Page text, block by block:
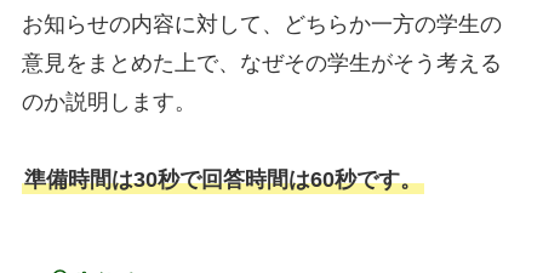
お知らせの内容に対して、どちらか一方の学生の
意見をまとめた上で、なぜその学生がそう考える
のか説明します。
準備時間は30秒で回答時間は60秒です。